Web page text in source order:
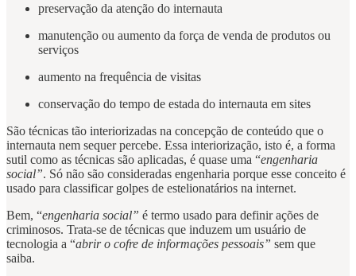
preservação da atenção do internauta
manutenção ou aumento da força de venda de produtos ou
serviços
aumento na frequência de visitas
conservação do tempo de estada do internauta em sites
São técnicas tão interiorizadas na concepção de conteúdo que o
internauta nem sequer percebe. Essa interiorização, isto é, a forma
sutil como as técnicas são aplicadas, é quase uma “engenharia
social”. Só não são consideradas engenharia porque esse conceito é
usado para classificar golpes de estelionatários na internet.
Bem, “engenharia social” é termo usado para definir ações de
criminosos. Trata-se de técnicas que induzem um usuário de
tecnologia a “abrir o cofre de informações pessoais” sem que
saiba.